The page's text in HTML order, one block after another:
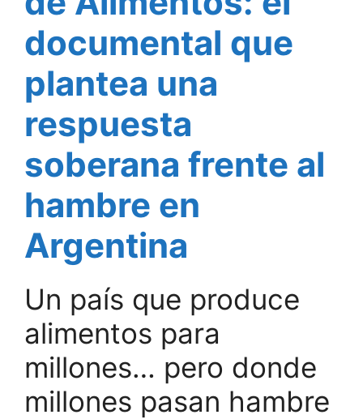
documental que
plantea una
respuesta
soberana frente al
hambre en
Argentina
Un país que produce
alimentos para
millones… pero donde
millones pasan hambre